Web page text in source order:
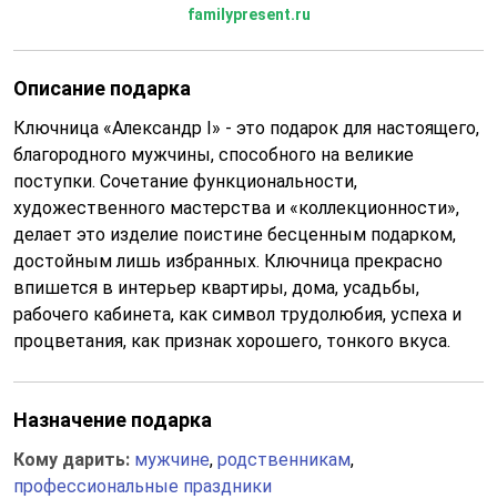
familypresent.ru
Описание подарка
Ключница «Александр I» - это подарок для настоящего,
благородного мужчины, способного на великие
поступки. Сочетание функциональности,
художественного мастерства и «коллекционности»,
делает это изделие поистине бесценным подарком,
достойным лишь избранных. Ключница прекрасно
впишется в интерьер квартиры, дома, усадьбы,
рабочего кабинета, как символ трудолюбия, успеха и
процветания, как признак хорошего, тонкого вкуса.
Назначение подарка
Кому дарить: мужчине, родственникам,
профессиональные праздники